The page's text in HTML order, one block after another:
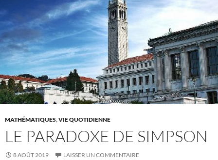
MATHÉMATIQUES,VIE QUOTIDIENNE
LE PARADOXE DE SIMPSON
8 AOÛT 2019 LAISSER UN COMMENTAIRE